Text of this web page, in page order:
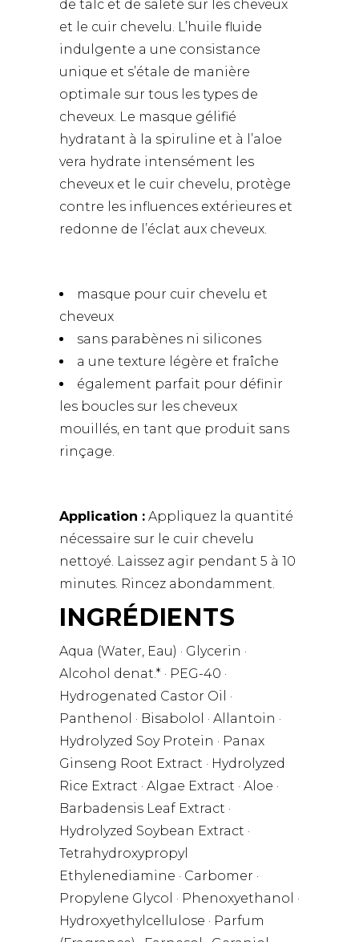
de talc et de saleté sur les cheveux
et le cuir chevelu. L’huile fluide
indulgente a une consistance
unique et s’étale de manière
optimale sur tous les types de
cheveux. Le masque gélifié
hydratant à la spiruline et à l’aloe
vera hydrate intensément les
cheveux et le cuir chevelu, protège
contre les influences extérieures et
redonne de l’éclat aux cheveux.
masque pour cuir chevelu et
cheveux
sans parabènes ni silicones
a une texture légère et fraîche
également parfait pour définir
les boucles sur les cheveux
mouillés, en tant que produit sans
rinçage.
Application : Appliquez la quantité
nécessaire sur le cuir chevelu
nettoyé. Laissez agir pendant 5 à 10
minutes. Rincez abondamment.
INGRÉDIENTS
Aqua (Water, Eau) · Glycerin ·
Alcohol denat.* · PEG-40 ·
Hydrogenated Castor Oil ·
Panthenol · Bisabolol · Allantoin ·
Hydrolyzed Soy Protein · Panax
Ginseng Root Extract · Hydrolyzed
Rice Extract · Algae Extract · Aloe ·
Barbadensis Leaf Extract ·
Hydrolyzed Soybean Extract ·
Tetrahydroxypropyl
Ethylenediamine · Carbomer ·
Propylene Glycol · Phenoxyethanol ·
Hydroxyethylcellulose · Parfum